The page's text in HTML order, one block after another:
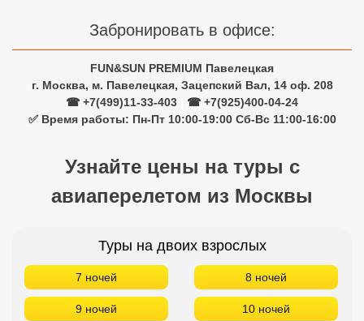
Забронировать в офисе:
FUN&SUN PREMIUM Павелецкая
г. Москва, м. Павелецкая, Зацепский Вал, 14 оф. 208
☎ +7(499)11-33-403
☎ +7(925)400-04-24
✅ Время работы: Пн-Пт 10:00-19:00 Сб-Вс 11:00-16:00
Узнайте цены на туры с
авиаперелетом из Москвы
Туры на двоих взрослых
7 ночей 8 ночей
9 ночей 10 ночей
Хайнань
Южный Гоа
Занзибар
Большой Сочи
Кав Мин Воды